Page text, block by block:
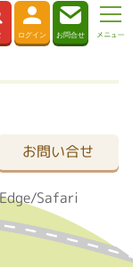
お問い合せ
Safari